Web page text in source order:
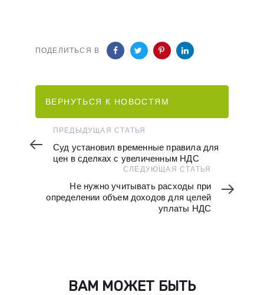
ПОДЕЛИТЬСЯ В
ВЕРНУТЬСЯ К НОВОСТЯМ
Предыдущая
ПРЕДЫДУЩАЯ СТАТЬЯ
Суд установил временные правила для
цен в сделках с увеличенным НДС
СЛЕДУЮЩАЯ СТАТЬЯ
Не нужно учитывать расходы при
определении объем доходов для целей
уплаты НДС
ВАМ МОЖЕТ БЫТЬ